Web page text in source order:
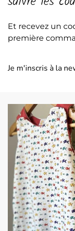
Et recevez un
première
Je m'inscris à la